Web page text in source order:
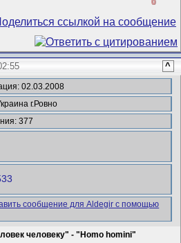
^
02.03.2008
г.Ровно
377
человеку" - "Homo homini"